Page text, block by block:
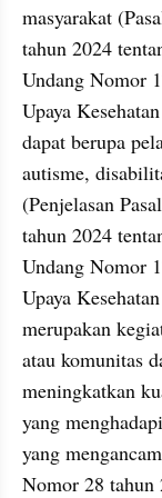
masyarakat
tahun 2024
Undang Nomor
Upaya
dapat berupa
autisme,
(Penjelasan
tahun 2024
Undang Nomor
Upaya
merupakan
atau komunitas
meningkatkan
yang
yang
Nomor 28 tahun